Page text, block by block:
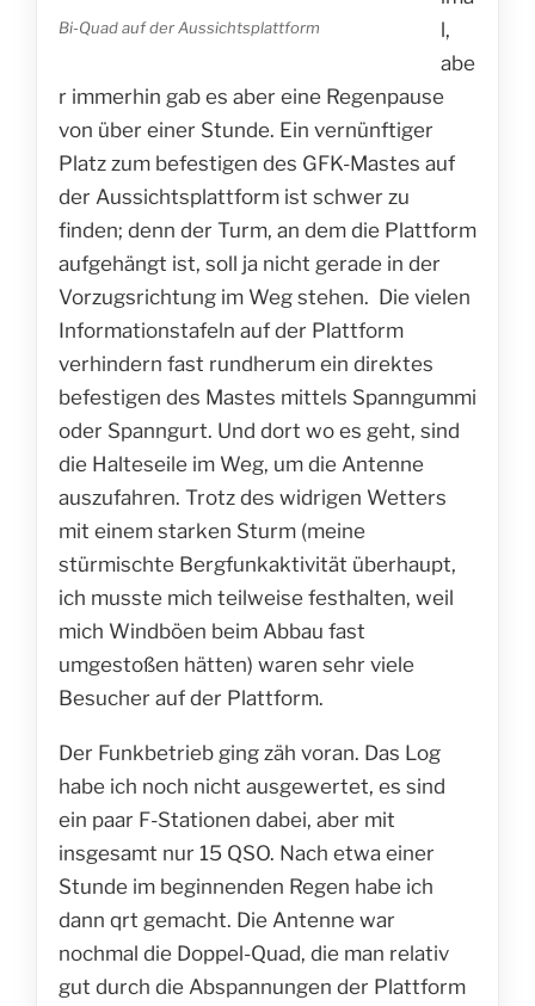
Bi-Quad auf der Aussichtsplattform
l,
abe
r immerhin gab es aber eine Regenpause
von über einer Stunde. Ein vernünftiger
Platz zum befestigen des GFK-Mastes auf
der Aussichtsplattform ist schwer zu
finden; denn der Turm, an dem die Plattform
aufgehängt ist, soll ja nicht gerade in der
Vorzugsrichtung im Weg stehen. Die vielen
Informationstafeln auf der Plattform
verhindern fast rundherum ein direktes
befestigen des Mastes mittels Spanngummi
oder Spanngurt. Und dort wo es geht, sind
die Halteseile im Weg, um die Antenne
auszufahren. Trotz des widrigen Wetters
mit einem starken Sturm (meine
stürmischte Bergfunkaktivität überhaupt,
ich musste mich teilweise festhalten, weil
mich Windböen beim Abbau fast
umgestoßen hätten) waren sehr viele
Besucher auf der Plattform.
Der Funkbetrieb ging zäh voran. Das Log
habe ich noch nicht ausgewertet, es sind
ein paar F-Stationen dabei, aber mit
insgesamt nur 15 QSO. Nach etwa einer
Stunde im beginnenden Regen habe ich
dann qrt gemacht. Die Antenne war
nochmal die Doppel-Quad, die man relativ
gut durch die Abspannungen der Plattform